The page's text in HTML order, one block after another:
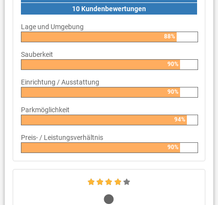
10 Kundenbewertungen
Lage und Umgebung
88%
Sauberkeit
90%
Einrichtung / Ausstattung
90%
Parkmöglichkeit
94%
Preis- / Leistungsverhältnis
90%